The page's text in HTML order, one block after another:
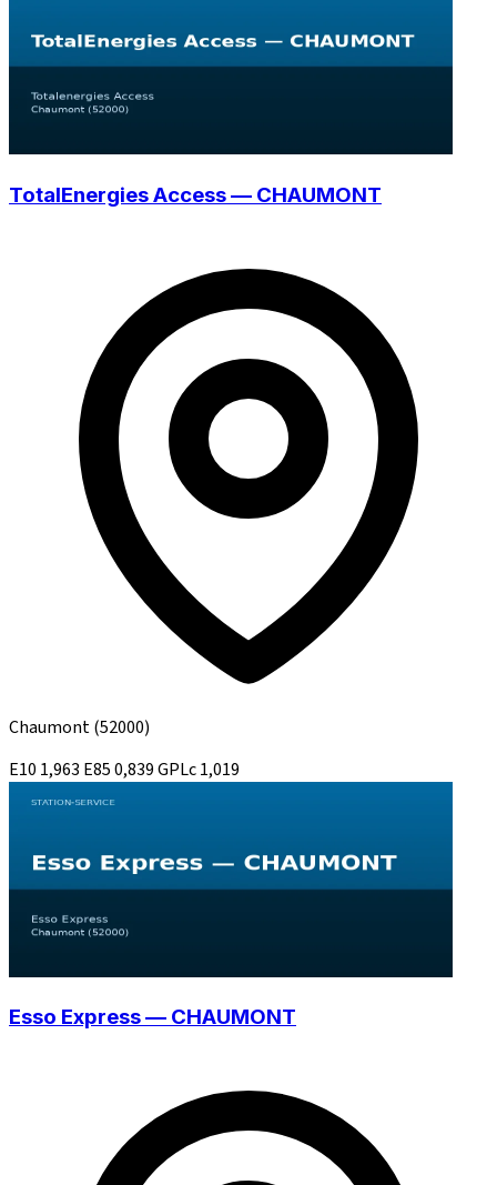
TotalEnergies Access — CHAUMONT
Chaumont(52000)
E10 1,963 E850,839GPLc1,019
Esso Express — CHAUMONT